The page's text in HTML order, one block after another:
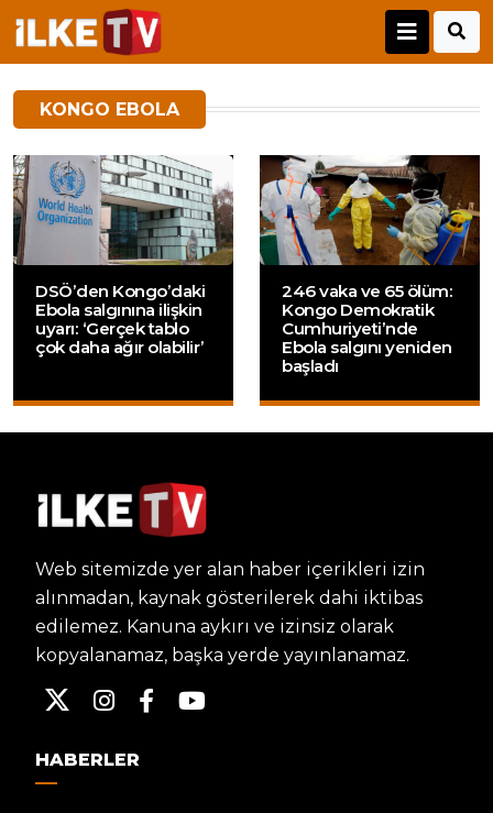
KONGO EBOLA
DSÖ’den Kongo’daki
Ebola salgınına ilişkin
uyarı: ‘Gerçek tablo
çok daha ağır olabilir’
246 vaka ve 65 ölüm:
Kongo Demokratik
Cumhuriyeti’nde
Ebola salgını yeniden
başladı
Web sitemizde yer alan haber içerikleri izin
alınmadan, kaynak gösterilerek dahi iktibas
edilemez. Kanuna aykırı ve izinsiz olarak
kopyalanamaz, başka yerde yayınlanamaz.
HABERLER